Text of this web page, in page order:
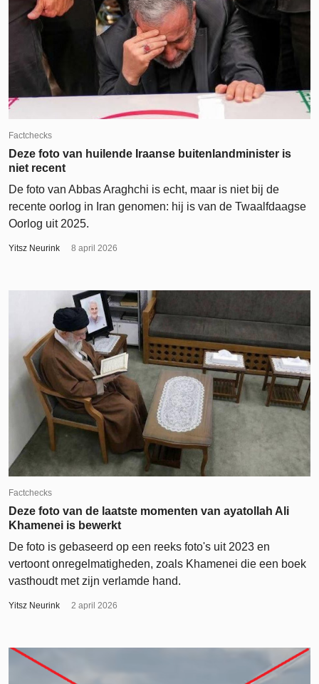
Factchecks
Deze foto van huilende Iraanse buitenlandminister is
niet recent
De foto van Abbas Araghchi is echt, maar is niet bij de
recente oorlog in Iran genomen: hij is van de Twaalfdaagse
Oorlog uit 2025.
Yitsz Neurink 8 april 2026
Factchecks
Deze foto van de laatste momenten van ayatollah Ali
Khamenei is bewerkt
De foto is gebaseerd op een reeks foto's uit 2023 en
vertoont onregelmatigheden, zoals Khamenei die een boek
vasthoudt met zijn verlamde hand.
Yitsz Neurink 2 april 2026